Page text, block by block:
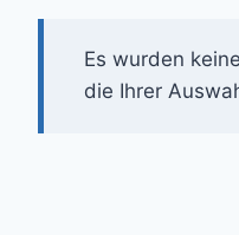
Es wurden
die Ihrer